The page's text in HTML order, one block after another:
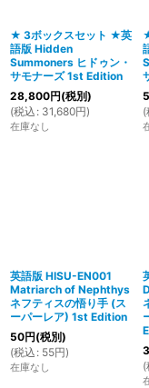
★ 3ボックスセット ★英
語版 Hidden
Summoners ヒドゥン・
サモナーズ 1st Edition
28,800円(税別)
(税込 : 31,680円)
在庫なし
(
英語版 HISU-EN001
Matriarch of Nephthys
ネフティスの悟り手 (ス
ーパーレア) 1st Edition
50円(税別)
(税込 : 55円)
在庫なし
(